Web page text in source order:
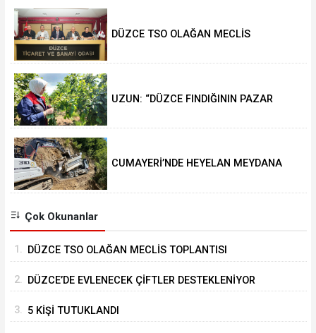
DÜZCE TSO OLAĞAN MECLİS
UZUN: “DÜZCE FINDIĞININ PAZAR
CUMAYERİ’NDE HEYELAN MEYDANA
Çok Okunanlar
1. DÜZCE TSO OLAĞAN MECLİS TOPLANTISI
2. DÜZCE’DE EVLENECEK ÇİFTLER DESTEKLENİYOR
3. 5 KİŞİ TUTUKLANDI